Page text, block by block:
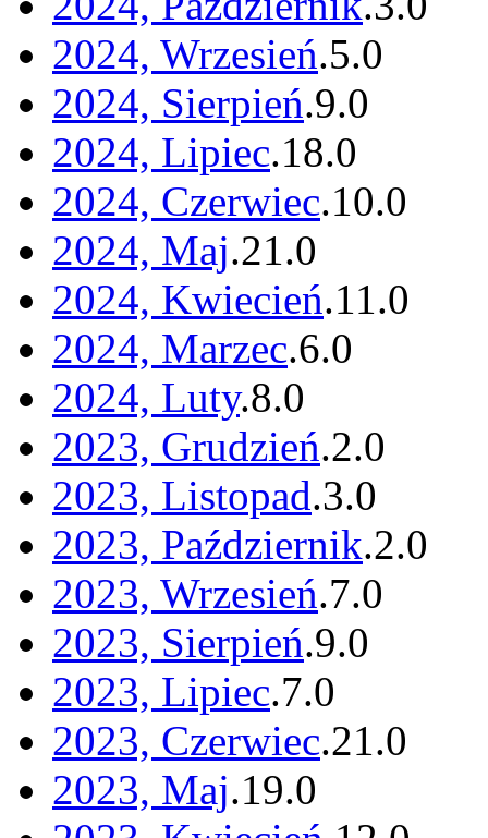
2024, Wrzesień.5.0
2024, Sierpień.9.0
2024, Lipiec.18.0
2024, Czerwiec.10.0
2024, Maj.21.0
2024, Kwiecień.11.0
2024, Marzec.6.0
2024, Luty.8.0
2023, Grudzień.2.0
2023, Listopad.3.0
2023, Październik.2.0
2023, Wrzesień.7.0
2023, Sierpień.9.0
2023, Lipiec.7.0
2023, Czerwiec.21.0
2023, Maj.19.0